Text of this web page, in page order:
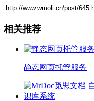
相关推荐
静态网页托管服务